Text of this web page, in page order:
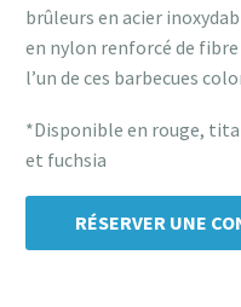
brûleurs en acier
en nylon renforcé de
l’un de ces barbecues
*Disponible en rouge,
et fuchsia
RÉSERVER UNE